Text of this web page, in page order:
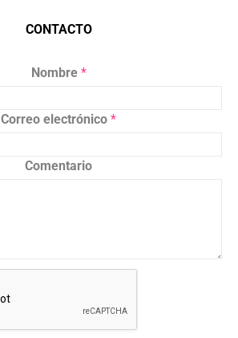
CONTACTO
Nombre *
Correo electrónico *
Comentario